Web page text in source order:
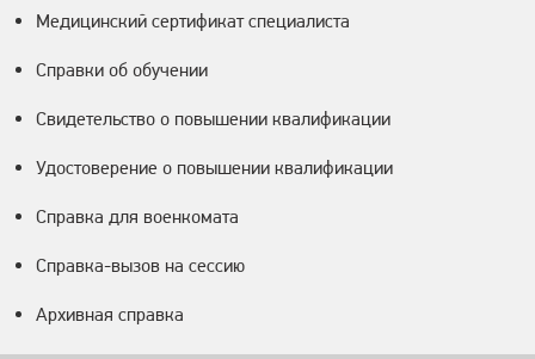
Медицинский сертификат специалиста
Справки об обучении
Свидетельство о повышении квалификации
Удостоверение о повышении квалификации
Справка для военкомата
Справка-вызов на сессию
Архивная справка